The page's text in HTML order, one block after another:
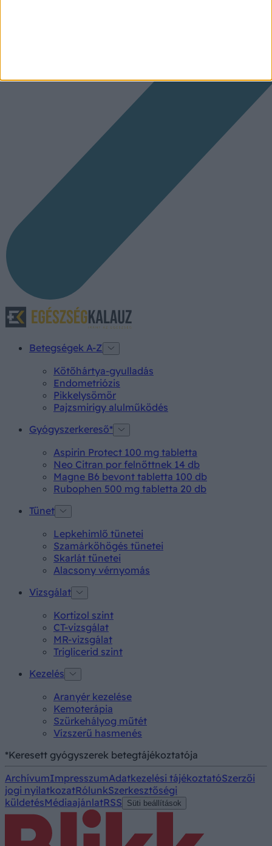
Betegségek A-Z
Kötőhártya-gyulladás
Endometriózis
Pikkelysömör
Pajzsmirigy alulműködés
Gyógyszerkereső*
Aspirin Protect 100 mg tabletta
Neo Citran por felnőttnek 14 db
Magne B6 bevont tabletta 100 db
Rubophen 500 mg tabletta 20 db
Tünet
Lepkehimlő tünetei
Szamárköhögés tünetei
Skarlát tünetei
Alacsony vérnyomás
Vizsgálat
Kortizol szint
CT-vizsgálat
MR-vizsgálat
Triglicerid szint
Kezelés
Aranyér kezelése
Kemoterápia
Szürkehályog műtét
Vízszerű hasmenés
*Keresett gyógyszerek betegtájékoztatója
ArchívumImpresszumAdatkezelési tájékoztatóSzerzői
jogi nyilatkozatRólunkSzerkesztőségi
küldetésMédiaajánlatRSS Süti beállítások